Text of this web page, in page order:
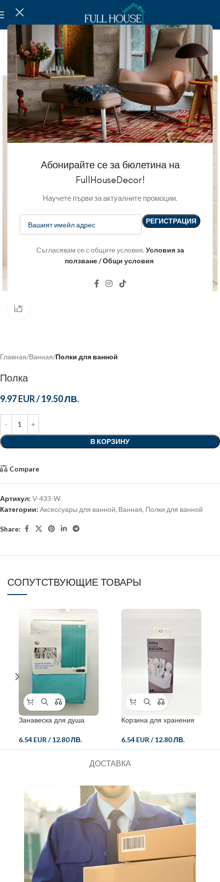
Абонирайте се за бюлетина на
FullHouseDecor!
Научете първи за актуалните промоции.
Съгласявам се с общите условия. Условия за
ползване / Общи условия
Главная Ванная Полки для ванной
Полка
9.97 EUR/19.50 ЛВ.
В КОРЗИНУ
Compare
Артикул: V-433-W
Категории: Аксессуары для ванной, Ванная, Полки для ванной
Share:
СОПУТСТВУЮЩИЕ ТОВАРЫ
Занавеска для душа
6.54 EUR /12.80 ЛВ.
Корзина для хранения
6.54 EUR /12.80 ЛВ.
ДОСТАВКА